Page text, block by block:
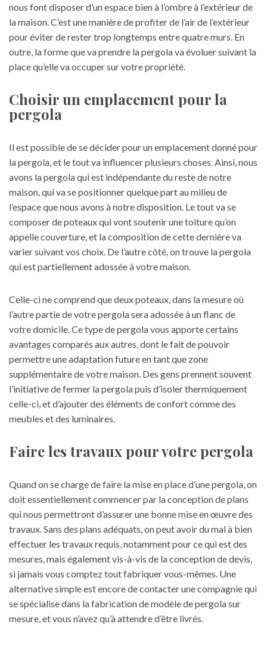
nous font disposer d’un espace bien à l’ombre à l’extérieur de
la maison. C’est une manière de profiter de l’air de l’extérieur
pour éviter de rester trop longtemps entre quatre murs. En
outre, la forme que va prendre la pergola va évoluer suivant la
place qu’elle va occuper sur votre propriété.
Choisir un emplacement pour la
pergola
Il est possible de se décider pour un emplacement donné pour
la pergola, et le tout va influencer plusieurs choses. Ainsi, nous
avons la pergola qui est indépendante du reste de notre
maison, qui va se positionner quelque part au milieu de
l’espace que nous avons à notre disposition. Le tout va se
composer de poteaux qui vont soutenir une toiture qu’on
appelle couverture, et la composition de cette dernière va
varier suivant vos choix. De l’autre côté, on trouve la pergola
qui est partiellement adossée à votre maison.
Celle-ci ne comprend que deux poteaux, dans la mesure où
l’autre partie de votre pergola sera adossée à un flanc de
votre domicile. Ce type de pergola vous apporte certains
avantages comparés aux autres, dont le fait de pouvoir
permettre une adaptation future en tant que zone
supplémentaire de votre maison. Des gens prennent souvent
l’initiative de fermer la pergola puis d’isoler thermiquement
celle-ci, et d’ajouter des éléments de confort comme des
meubles et des luminaires.
Faire les travaux pour votre pergola
Quand on se charge de faire la mise en place d’une pergola, on
doit essentiellement commencer par la conception de plans
qui nous permettront d’assurer une bonne mise en œuvre des
travaux. Sans des plans adéquats, on peut avoir du mal à bien
effectuer les travaux requis, notamment pour ce qui est des
mesures, mais également vis-à-vis de la conception de devis,
si jamais vous comptez tout fabriquer vous-mêmes. Une
alternative simple est encore de contacter une compagnie qui
se spécialise dans la fabrication de modèle de pergola sur
mesure, et vous n’avez qu’à attendre d’être livrés.